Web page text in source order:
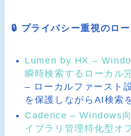
🔒 プライバシー重視のロ
Lumen by HX –
瞬時検索するローカル
– ローカルファースト
を保護しながらAI検索
Cadence – Windows
イブラリ管理特化型オ